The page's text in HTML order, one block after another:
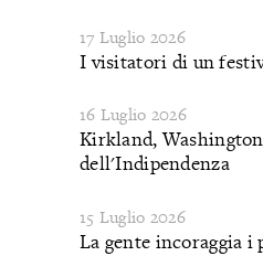
17 Luglio 2026
I visitatori di un
16 Luglio 2026
Kirkland,
dell'Indipendenza
15 Luglio 2026
La gente incoraggia